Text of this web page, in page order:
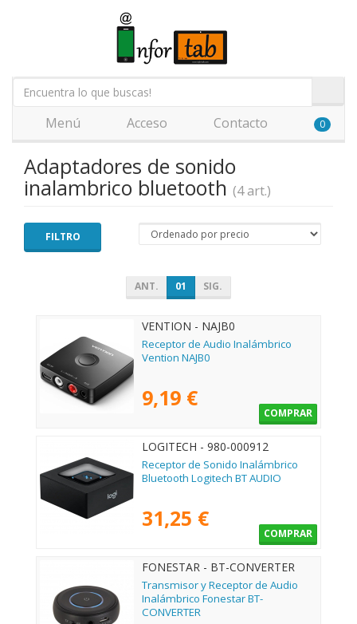
Menú Acceso Contacto 0
Adaptadores de sonido
inalambrico bluetooth (4 art.)
FILTRO
ANT. 01 SIG.
VENTION - NAJB0
Receptor de Audio Inalámbrico
Vention NAJB0
9,19 €
COMPRAR
LOGITECH - 980-000912
Receptor de Sonido Inalámbrico
Bluetooth Logitech BT AUDIO
31,25 €
COMPRAR
FONESTAR - BT-CONVERTER
Transmisor y Receptor de Audio
Inalámbrico Fonestar BT-
CONVERTER